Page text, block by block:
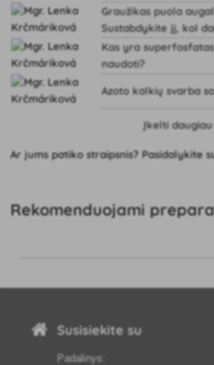
Graužikas puola
Sustabdykite jį, kol
Kas yra
naudoti?
Azoto kalkių svarba
Įkelti daugiau
Ar jums patiko straipsnis? Pasidalykite
Rekomenduojami
Susisiekite su
Padalinys: